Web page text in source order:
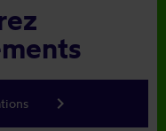
keyboard_arrow_right